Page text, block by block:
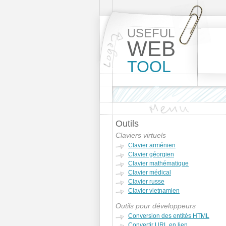
USEFUL
WEB
TOOL
Outils
Claviers virtuels
Clavier arménien
Clavier géorgien
Clavier mathématique
Clavier médical
Clavier russe
Clavier vietnamien
Outils pour développeurs
Conversion des entités HTML